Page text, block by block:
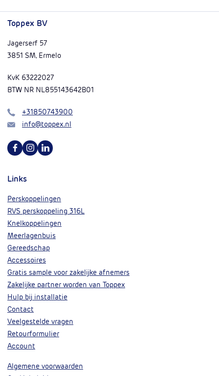
Toppex BV
Jagerserf 57
3851 SM, Ermelo
KvK 63222027
BTW NR NL855143642B01
Bel
+31850743900
Mail
info@toppex.nl
Volg ons op Facebook
Volg ons op Instagram
Volg ons op Linkedin
Links
Perskoppelingen
RVS perskoppeling 316L
Knelkoppelingen
Meerlagenbuis
Gereedschap
Accessoires
Gratis sample voor zakelijke afnemers
Zakelijke partner worden van Toppex
Hulp bij installatie
Contact
Veelgestelde vragen
Retourformulier
Account
Algemene voorwaarden